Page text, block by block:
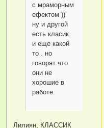
с мраморным
ефектом ))
ну и другой
есть класик
и еще какой
то . но
говорят что
они не
хорошие в
работе.
Лилиян, КЛАССИК